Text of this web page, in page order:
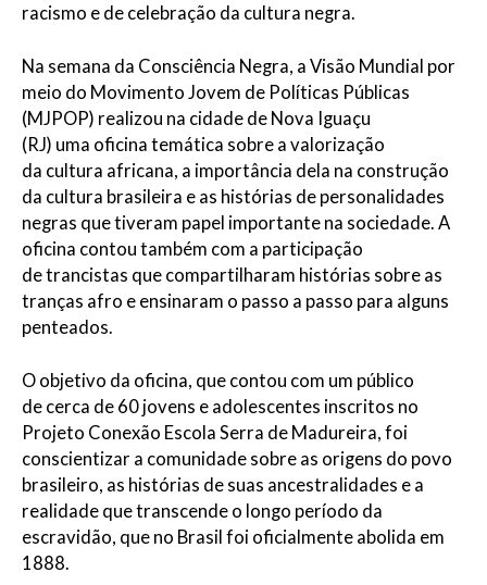
racismo e de celebração da cultura negra.
Na semana da Consciência Negra, a Visão Mundial por
meio do Movimento Jovem de Políticas Públicas
(MJPOP) realizou na cidade de Nova Iguaçu
(RJ) uma oficina temática sobre a valorização
da cultura africana, a importância dela na construção
da cultura brasileira e as histórias de personalidades
negras que tiveram papel importante na sociedade. A
oficina contou também com a participação
detrancistas que compartilharam histórias sobre as
tranças afro e ensinaram o passo a passo para alguns
penteados.
O objetivo da oficina, que contou com um público
de cerca de 60 jovens e adolescentes inscritos no
Projeto Conexão Escola Serra de Madureira, foi
conscientizar a comunidade sobre as origens do povo
brasileiro, as histórias de suas ancestralidades e a
realidade que transcende o longo período da
escravidão, que no Brasil foi oficialmente abolida em
1888.